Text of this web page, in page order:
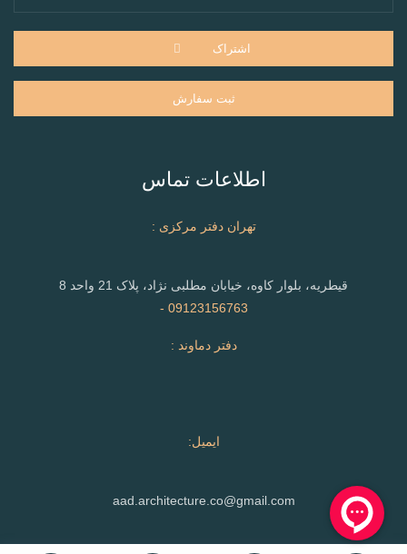
اشتراک
ثبت سفارش
اطلاعات تماس
تهران دفتر مرکزی :
قیطریه، بلوار کاوه، خیابان مطلبی نژاد، پلاک 21 واحد 8
09123156763 -
دفتر دماوند :
ایمیل:
aad.architecture.co@gmail.com